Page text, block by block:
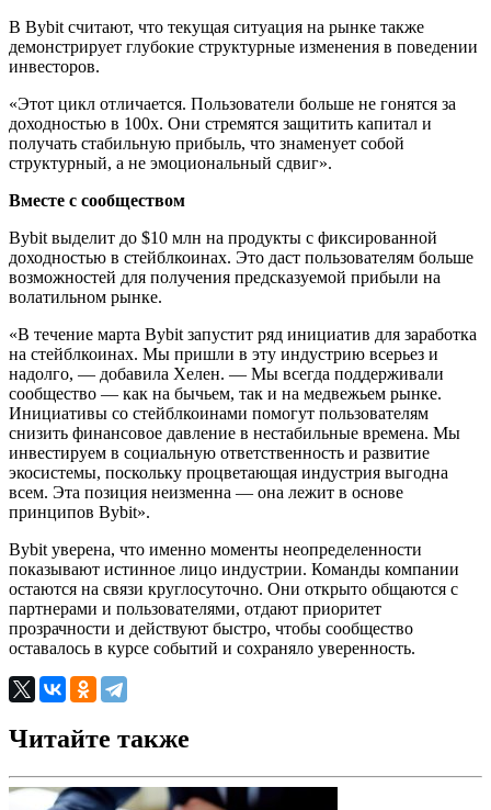
В Bybit считают, что текущая ситуация на рынке также
демонстрирует глубокие структурные изменения в поведении
инвесторов.
«Этот цикл отличается. Пользователи больше не гонятся за
доходностью в 100х. Они стремятся защитить капитал и
получать стабильную прибыль, что знаменует собой
структурный, а не эмоциональный сдвиг».
Вместе с сообществом
Bybit выделит до $10 млн на продукты с фиксированной
доходностью в стейблкоинах. Это даст пользователям больше
возможностей для получения предсказуемой прибыли на
волатильном рынке.
«В течение марта Bybit запустит ряд инициатив для заработка
на стейблкоинах. Мы пришли в эту индустрию всерьез и
надолго, — добавила Хелен. — Мы всегда поддерживали
сообщество — как на бычьем, так и на медвежьем рынке.
Инициативы со стейблкоинами помогут пользователям
снизить финансовое давление в нестабильные времена. Мы
инвестируем в социальную ответственность и развитие
экосистемы, поскольку процветающая индустрия выгодна
всем. Эта позиция неизменна — она лежит в основе
принципов Bybit».
Bybit уверена, что именно моменты неопределенности
показывают истинное лицо индустрии. Команды компании
остаются на связи круглосуточно. Они открыто общаются с
партнерами и пользователями, отдают приоритет
прозрачности и действуют быстро, чтобы сообщество
оставалось в курсе событий и сохраняло уверенность.
Читайте также